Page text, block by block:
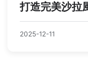
打造完美沙拉
2025-12-11